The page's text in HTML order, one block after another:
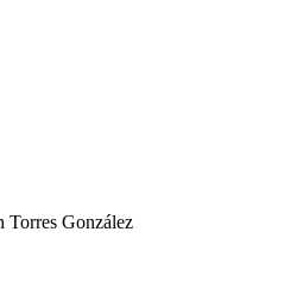
Torres González